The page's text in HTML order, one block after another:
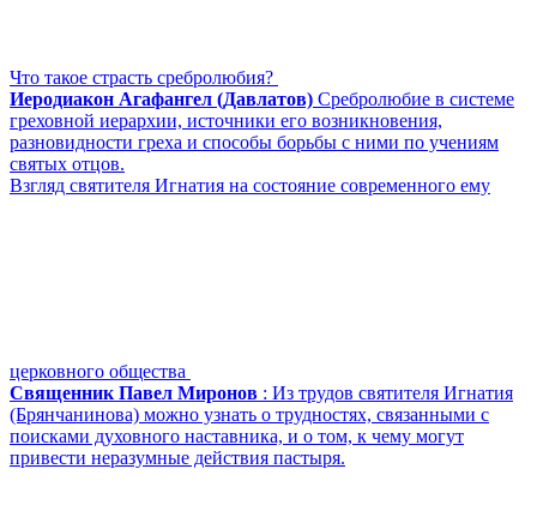
Что такое страсть сребролюбия?
Иеродиакон Агафангел (Давлатов) Сребролюбие в системе
греховной иерархии, источники его возникновения,
разновидности греха и способы борьбы с ними по учениям
святых отцов.
Взгляд святителя Игнатия на состояние современного ему
церковного общества
Священник Павел Миронов : Из трудов святителя Игнатия
(Брянчанинова) можно узнать о трудностях, связанными с
поисками духовного наставника, и о том, к чему могут
привести неразумные действия пастыря.